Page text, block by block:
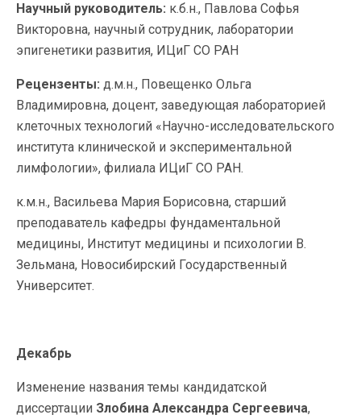
Научный руководитель: к.б.н., Павлова Софья
Викторовна, научный сотрудник, лаборатории
эпигенетики развития, ИЦиГ СО РАН
Рецензенты: д.м.н., Повещенко Ольга
Владимировна, доцент, заведующая лабораторией
клеточных технологий «Научно-исследовательского
института клинической и экспериментальной
лимфологии», филиала ИЦиГ СО РАН.
к.м.н., Васильева Мария Борисовна, старший
преподаватель кафедры фундаментальной
медицины, Институт медицины и психологии В.
Зельмана, Новосибирский Государственный
Университет.
Декабрь
Изменение названия темы кандидатской
диссертации Злобина Александра Сергеевича,